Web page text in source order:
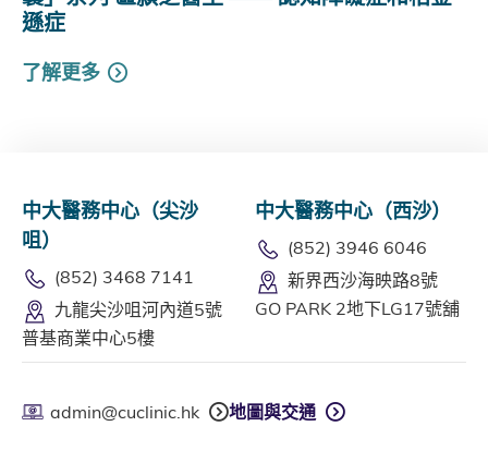
遜症
了解更多
中大醫務中心（尖沙
咀）
(852) 3468 7141
九龍尖沙咀河內道5號
普基商業中心5樓
中大醫務中心（西沙）
(852) 3946 6046
新界西沙海映路8號
GO PARK 2地下LG17號舖
admin@cuclinic.hk 地圖與交通